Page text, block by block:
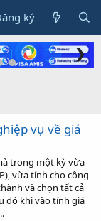
ký
❯
vụ về giá
trong một kỳ vừa
vừa tính cho công
và chọn tất cả
đó khi vào tính giá